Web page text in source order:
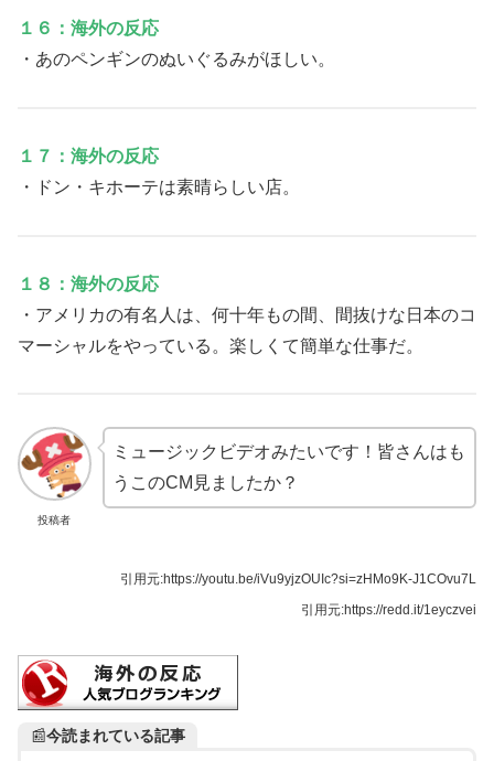
１６：海外の反応
・あのペンギンのぬいぐるみがほしい。
１７：海外の反応
・ドン・キホーテは素晴らしい店。
１８：海外の反応
・アメリカの有名人は、何十年もの間、間抜けな日本のコ
マーシャルをやっている。楽しくて簡単な仕事だ。
投稿者
ミュージックビデオみたいです！皆さんはも
うこのCM見ましたか？
引用元:https://youtu.be/iVu9yjzOUIc?si=zHMo9K-J1COvu7L
引用元:https://redd.it/1eyczvei
📰今読まれている記事